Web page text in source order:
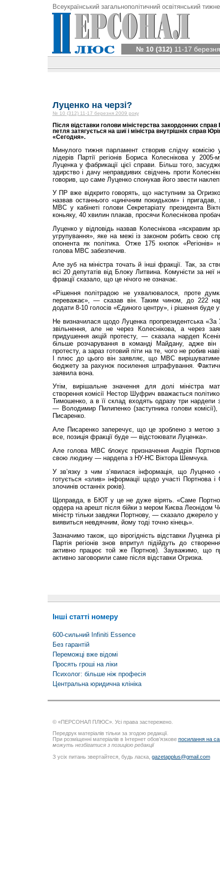
Всеукраїнський загальнополітичний освітянський
№ 10 (312) 11-17
Луценко на черзі?
№ 10 (312) 11-17 березня 2009 року
Після відставки голови міністерства закордонних
петля затягується на шиї і міністра внутрішніх справ
«Сегодня».
Минулого тижня парламент створив слідчу
лідерів Партії регіонів Бориса Колеснікова у
Луценка у фабрикації цієї справи. Більш того,
здирство і дачу неправдивих свідчень проти
говорив, що саме Луценко спонукав його звести наклеп
У ПР вже відкрито говорять, що наступним за
назвав останнього «цинічним покидьком» і
МВС у кабінеті голови Секретаріату президента
коньяку, 40 хвилин плакав, просячи Колеснікова
Луценко у відповідь назвав Колеснікова «яскравим
угрупування», яке на межі із законом робить свою
опонента як політика. Отже 175 кнопок «Регіонів»
голова МВС забезпечив.
Але зуб на міністра точать й інші фракції. Так, за
всі 20 депутатів від Блоку Литвина. Комуністи за
фракції сказало, що це нічого не означає.
«Рішення політрадою не ухвалювалося, проте
переважає», — сказав він. Таким чином, до 222
додати 8-10 голосів «Єдиного центру», і рішення буде
Не визначилася щодо Луценка пропрезидентська «За
звільнення, але не через Колеснікова, а через
придушення акцій протесту, — сказала нардеп
більше розчарування в команді Майдану, адже він
протесту, а зараз готовий піти на те, чого не робив
І плюс до цього він заявляє, що МВС вирішуватиме
бюджету за рахунок посилення штрафування.
заявила вона.
Утім, вирішальне значення для долі міністра
створення комісії Нестор Шуфрич вважається
Тимошенко, а в її склад входять одразу три нардепи
— Володимир Пилипенко (заступника голови
Писаренко.
Але Писаренко заперечує, що це зроблено з метою
все, позиція фракції буде — відстоювати Луценка».
Але голова МВС блокує призначення Андрія
свою людину — нардепа з НУ-НС Віктора Шемчука.
У зв’язку з чим з’явилася інформація, що Луценко
готується «злив» інформації щодо участі Портнова і
злочинів останніх років).
Щоправда, в БЮТ у це не дуже вірять. «Саме Портнов
ордера на арешт після бійки з мером Києва Леонідом
міністр тільки завдяки Портнову, — сказало джерело
виявиться невдячним, йому тоді точно кінець».
Зазначимо також, що вірогідність відставки Луценка
Партія регіонів знов впритул підійдуть до
активно працює той же Портнов). Зауважимо, що
активно заговорили саме після відставки Огризка.
Інші статті номеру
600-сильний Infiniti Essence
Без гарантій
Переможці вже відомі
Просять гроші на ліки
Психолог: більше ніж професія
Центральна юридична клініка
© «ПЕРСОНАЛ ПЛЮС». Усі права застережено.
Передрук матеріалів тільки за згодою редакції.
При розміщенні матеріалів в Інтернет обов’язкове посилання на
можуть незбігатися з позицією редакції
З усіх питань звертайтеся, будь ласка, gazetapplus@gmail.com